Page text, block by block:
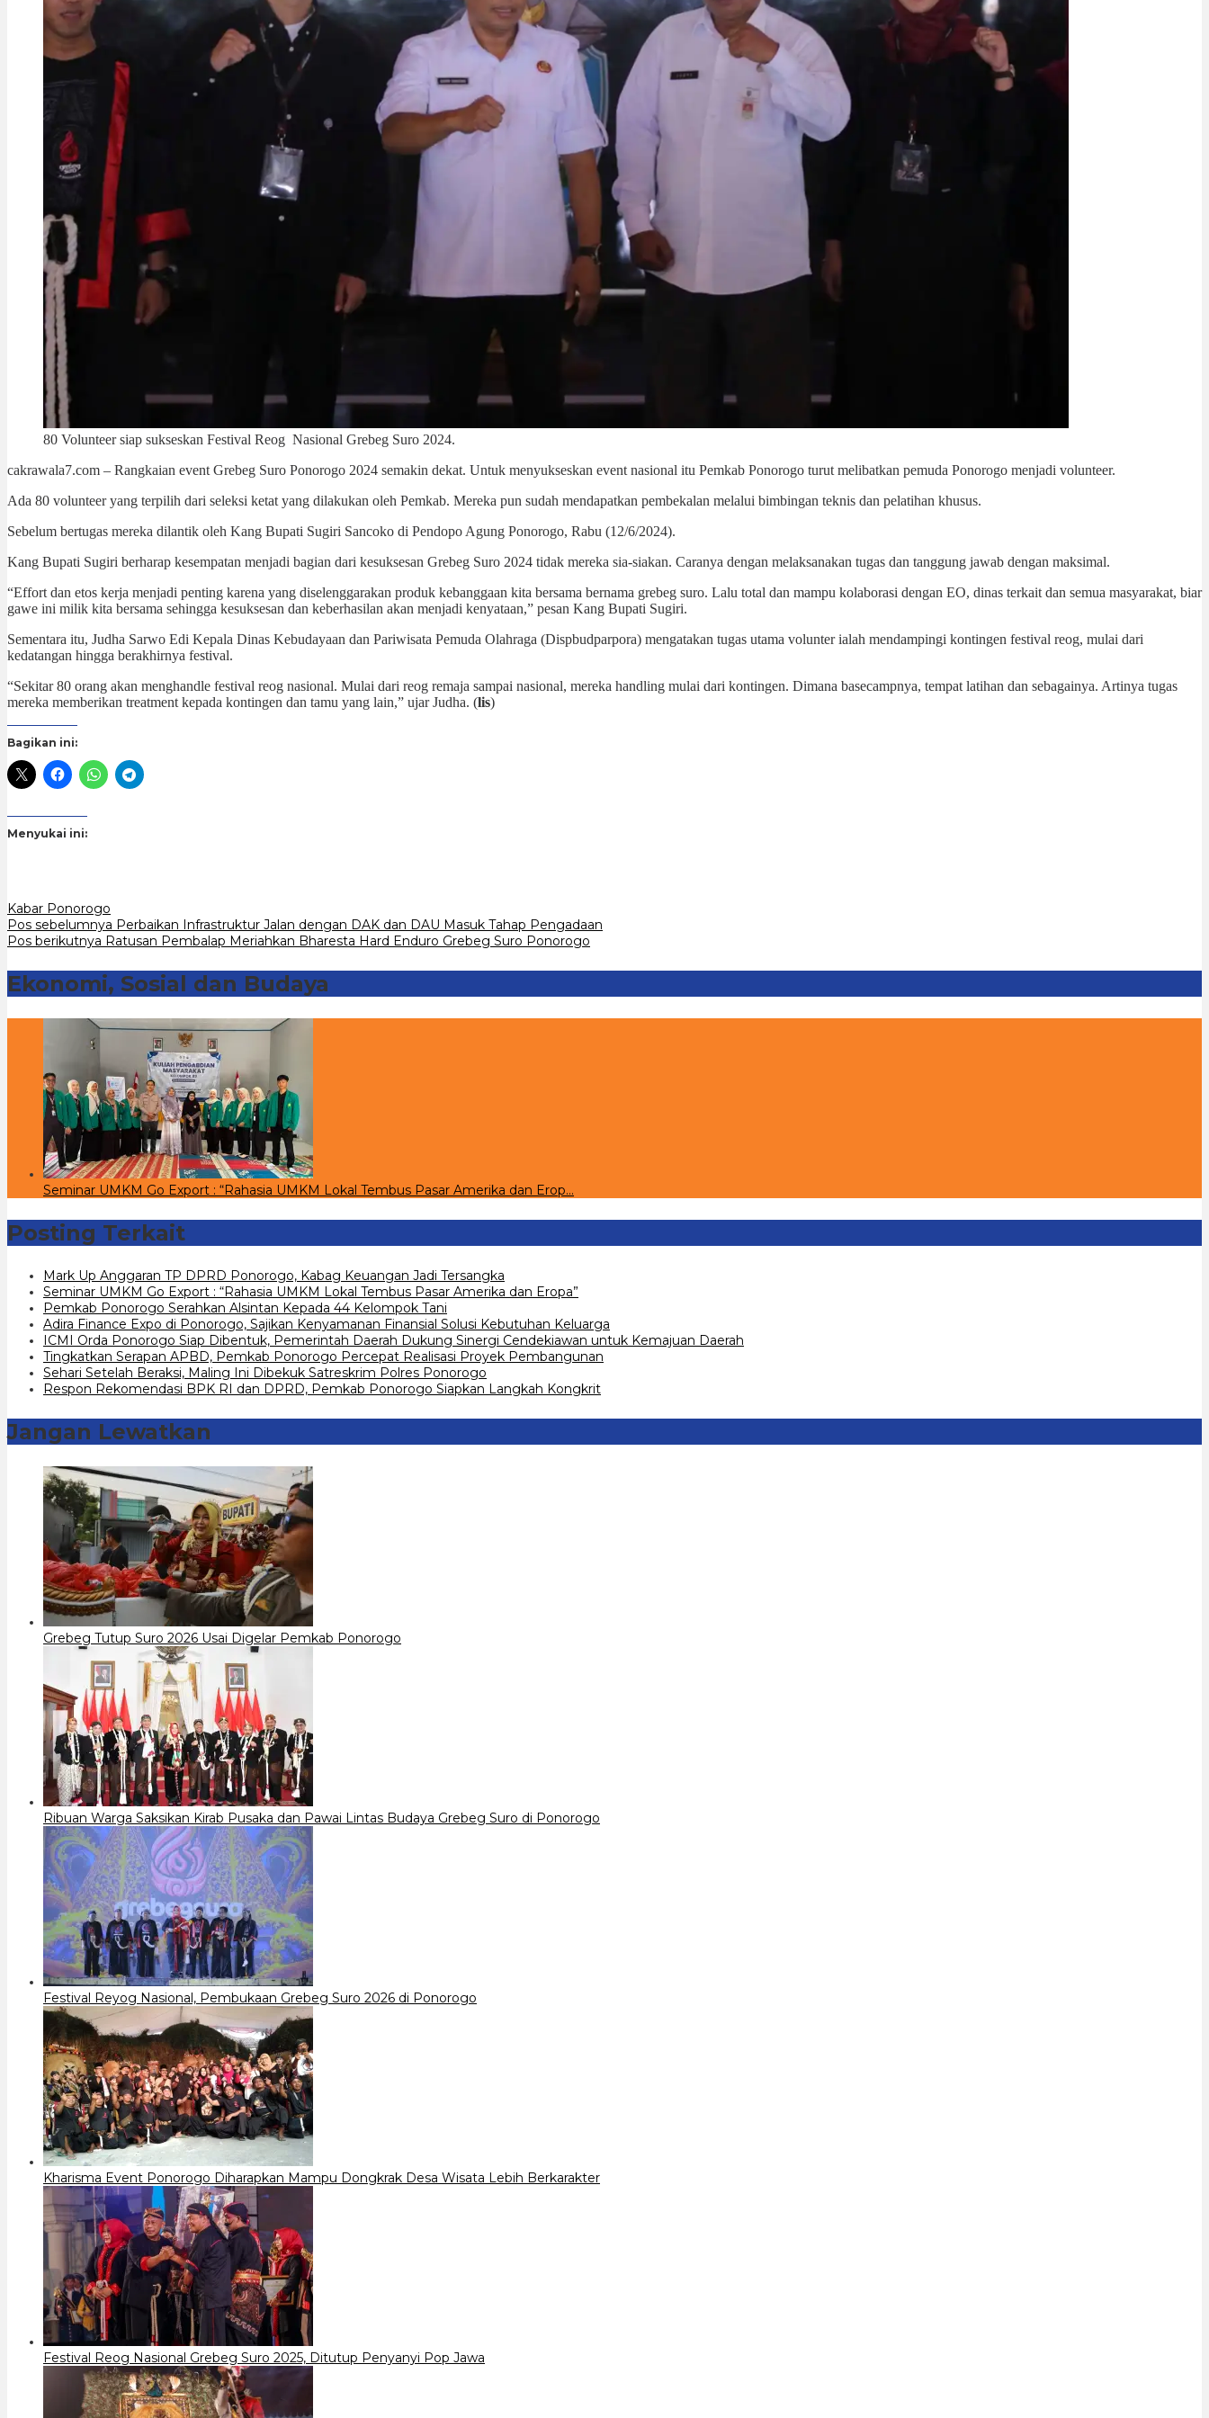
80 Volunteer siap sukseskan Festival Reog Nasional Grebeg Suro 2024.
cakrawala7.com – Rangkaian event Grebeg Suro Ponorogo 2024 semakin dekat. Untuk menyukseskan event nasional itu Pemkab Ponorogo turut melibatkan pemuda Ponorogo menjadi volunteer.
Ada 80 volunteer yang terpilih dari seleksi ketat yang dilakukan oleh Pemkab. Mereka pun sudah mendapatkan pembekalan melalui bimbingan teknis dan pelatihan khusus.
Sebelum bertugas mereka dilantik oleh Kang Bupati Sugiri Sancoko di Pendopo Agung Ponorogo, Rabu (12/6/2024).
Kang Bupati Sugiri berharap kesempatan menjadi bagian dari kesuksesan Grebeg Suro 2024 tidak mereka sia-siakan. Caranya dengan melaksanakan tugas dan tanggung jawab dengan maksimal.
“Effort dan etos kerja menjadi penting karena yang diselenggarakan produk kebanggaan kita bersama bernama grebeg suro. Lalu total dan mampu kolaborasi dengan EO, dinas terkait dan semua masyarakat, biar
gawe ini milik kita bersama sehingga kesuksesan dan keberhasilan akan menjadi kenyataan,” pesan Kang Bupati Sugiri.
Sementara itu, Judha Sarwo Edi Kepala Dinas Kebudayaan dan Pariwisata Pemuda Olahraga (Dispbudparpora) mengatakan tugas utama volunter ialah mendampingi kontingen festival reog, mulai dari
kedatangan hingga berakhirnya festival.
“Sekitar 80 orang akan menghandle festival reog nasional. Mulai dari reog remaja sampai nasional, mereka handling mulai dari kontingen. Dimana basecampnya, tempat latihan dan sebagainya. Artinya tugas
mereka memberikan treatment kepada kontingen dan tamu yang lain,” ujar Judha. (lis)
Bagikan ini:
Menyukai ini:
Kabar Ponorogo
Navigasi
Pos sebelumnya Perbaikan Infrastruktur Jalan dengan DAK dan DAU Masuk Tahap Pengadaan
Pos berikutnya Ratusan Pembalap Meriahkan Bharesta Hard Enduro Grebeg Suro Ponorogo
Ekonomi, Sosial dan Budaya
Seminar UMKM Go Export : “Rahasia UMKM Lokal Tembus Pasar Amerika dan Erop…
Posting Terkait
Mark Up Anggaran TP DPRD Ponorogo, Kabag Keuangan Jadi Tersangka
Seminar UMKM Go Export : “Rahasia UMKM Lokal Tembus Pasar Amerika dan Eropa”
Pemkab Ponorogo Serahkan Alsintan Kepada 44 Kelompok Tani
Adira Finance Expo di Ponorogo, Sajikan Kenyamanan Finansial Solusi Kebutuhan Keluarga
ICMI Orda Ponorogo Siap Dibentuk, Pemerintah Daerah Dukung Sinergi Cendekiawan untuk Kemajuan Daerah
Tingkatkan Serapan APBD, Pemkab Ponorogo Percepat Realisasi Proyek Pembangunan
Sehari Setelah Beraksi, Maling Ini Dibekuk Satreskrim Polres Ponorogo
Respon Rekomendasi BPK RI dan DPRD, Pemkab Ponorogo Siapkan Langkah Kongkrit
Jangan Lewatkan
Grebeg Tutup Suro 2026 Usai Digelar Pemkab Ponorogo
Ribuan Warga Saksikan Kirab Pusaka dan Pawai Lintas Budaya Grebeg Suro di Ponorogo
Festival Reyog Nasional, Pembukaan Grebeg Suro 2026 di Ponorogo
Kharisma Event Ponorogo Diharapkan Mampu Dongkrak Desa Wisata Lebih Berkarakter
Festival Reog Nasional Grebeg Suro 2025, Ditutup Penyanyi Pop Jawa